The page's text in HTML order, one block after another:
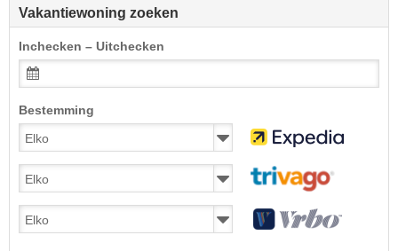
Vakantiewoning zoeken
Inchecken – Uitchecken
Bestemming